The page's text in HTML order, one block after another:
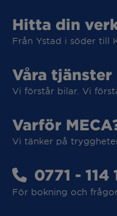
Vi tar
Hitta din
Från Ystad i söder till
Våra tjänster
Vi förstår bilar. Vi
Varför
Vi tänker på
0771 - 114
För bokning och